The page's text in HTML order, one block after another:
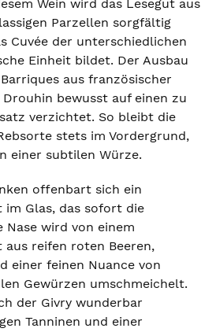
Wein wird das Lesegut aus
Parzellen sorgfältig
Cuvée der unterschiedlichen
Einheit bildet. Der Ausbau
aus französischer
bewusst auf einen zu
verzichtet. So bleibt die
stets im Vordergrund,
einer subtilen Würze.
offenbart sich ein
im Glas, das sofort die
Nase wird von einem
reifen roten Beeren,
einer feinen Nuance von
Gewürzen umschmeichelt.
der Givry wunderbar
Tanninen und einer